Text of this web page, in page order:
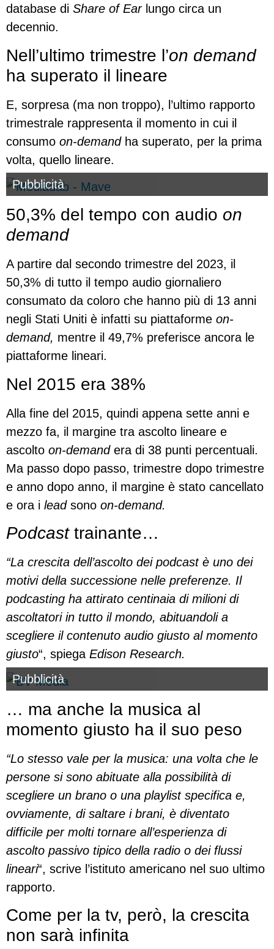
database di Share of Earlungo circa un
decennio.
Nell’ultimo trimestre l’on demand
ha superato il lineare
E, sorpresa (ma non troppo), l’ultimo rapporto
trimestrale rappresenta il momento in cui il
consumo on-demandha superato, per la prima
volta, quello lineare.
Pubblicità
50,3% del tempo con audio on
demand
A partire dal secondo trimestre del 2023, il
50,3% di tutto il tempo audio giornaliero
consumato da coloro che hanno più di 13 anni
negli Stati Uniti è infatti su piattaforme on-
demand, mentre il 49,7% preferisce ancora le
piattaforme lineari.
Nel 2015 era 38%
Alla fine del 2015, quindi appena sette anni e
mezzo fa, il margine tra ascolto lineare e
ascolto on-demandera di 38 punti percentuali.
Ma passo dopo passo, trimestre dopo trimestre
e anno dopo anno, il margine è stato cancellato
e ora i leadsono on-demand.
Podcasttrainante…
“La crescita dell’ascolto dei podcast è uno dei
motivi della successione nelle preferenze. Il
podcasting ha attirato centinaia di milioni di
ascoltatori in tutto il mondo, abituandoli a
scegliere il contenuto audio giusto al momento
giusto“, spiega Edison Research.
Pubblicità
… ma anche la musica al
momento giusto ha il suo peso
“Lo stesso vale per la musica: una volta che le
persone si sono abituate alla possibilità di
scegliere un brano o una playlist specifica e,
ovviamente, di saltare i brani, è diventato
difficile per molti tornare all’esperienza di
ascolto passivo tipico della radio o dei flussi
lineari“, scrive l’istituto americano nel suo ultimo
rapporto.
Come per la tv, però, la crescita
non sarà infinita